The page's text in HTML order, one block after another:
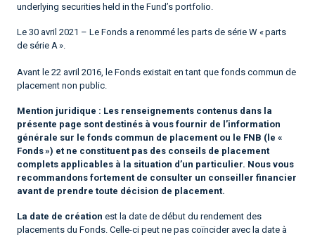
underlying securities held in the Fund’s portfolio.
Le 30 avril 2021 – Le Fonds a renommé les parts de série W « parts
de série A ».
Avant le 22 avril 2016, le Fonds existait en tant que fonds commun de
placement non public.
Mention juridique : Les renseignements contenus dans la
présente page sont destinés à vous fournir de l’information
générale sur le fonds commun de placement ou le FNB (le «
Fonds ») et ne constituent pas des conseils de placement
complets applicables à la situation d’un particulier. Nous vous
recommandons fortement de consulter un conseiller financier
avant de prendre toute décision de placement.
La date de création est la date de début du rendement des
placements du Fonds. Celle-ci peut ne pas coïncider avec la date à